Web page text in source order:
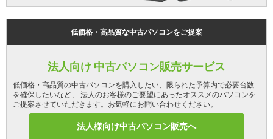
低価格・高品質な中古パソコンをご提案
法人向け 中古パソコン販売サービス
低価格・高品質の中古パソコンを購入したい、限られた予算内で必要台数
を確保したいなど、 法人のお客様のご要望にあったオススメのパソコンを
ご提案させていただきます。お気軽にお問い合わせください。
法人様向け中古パソコン販売へ